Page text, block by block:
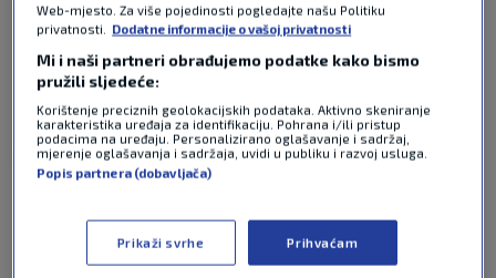
prije 3 mjeseci
Hrvoje Čobanković
Članak o ničemu
Odgovor
Web-mjesto. Za više pojedinosti pogledajte našu Politiku
privatnosti. Dodatne informacije o vašoj privatnosti
Mi i naši partneri obrađujemo podatke kako bismo
pružili sljedeće:
Korištenje preciznih geolokacijskih podataka. Aktivno skeniranje
karakteristika uređaja za identifikaciju. Pohrana i/ili pristup
podacima na uređaju. Personalizirano oglašavanje i sadržaj,
mjerenje oglašavanja i sadržaja, uvidi u publiku i razvoj usluga.
Popis partnera (dobavljača)
Prikaži svrhe Prihvaćam